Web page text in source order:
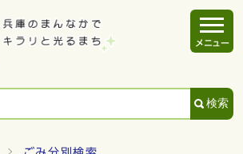
検索
メニュー